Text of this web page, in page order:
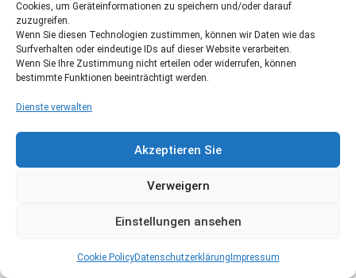
Cookies, um Geräteinformationen zu speichern und/oder darauf
zuzugreifen.
Wenn Sie diesen Technologien zustimmen, können wir Daten wie das
Surfverhalten oder eindeutige IDs auf dieser Website verarbeiten.
Wenn Sie Ihre Zustimmung nicht erteilen oder widerrufen, können
bestimmte Funktionen beeinträchtigt werden.
Dienste verwalten
Akzeptieren Sie
Verweigern
Einstellungen ansehen
Cookie PolicyDatenschutzerklärung Impressum